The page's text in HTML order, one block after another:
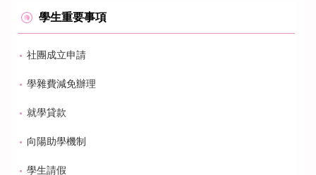
學生重要事項
社團成立申請
學雜費減免辦理
就學貸款
向陽助學機制
學生請假